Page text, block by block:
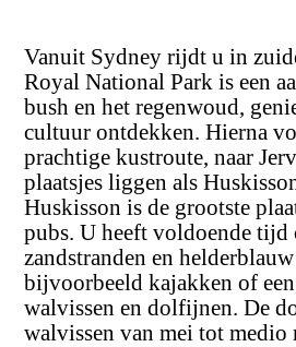
Vanuit Sydney rijdt u in
Royal National Park is een
bush en het regenwoud,
cultuur ontdekken. Hierna
prachtige kustroute, naar
plaatsjes liggen als
Huskisson is de grootste
pubs. U heeft voldoende
zandstranden en
bijvoorbeeld kajakken of
walvissen en dolfijnen. De
walvissen van mei tot medio